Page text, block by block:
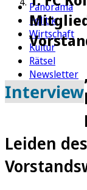
Panorama
Politik
Wirtschaft
Kultur
Rätsel
Newsletter
E-Paper
Interview
Leiden